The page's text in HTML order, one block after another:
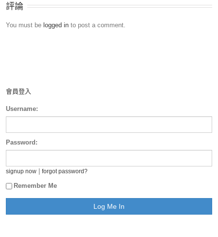
評論
You must be logged in to post a comment.
會員登入
Username:
Password:
signup now forgot password?
Remember Me